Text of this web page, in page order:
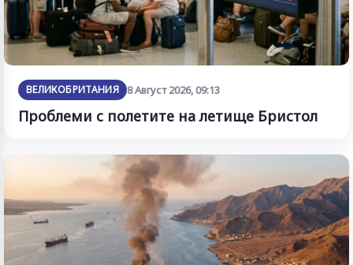
ВЕЛИКОБРИТАНИЯ 8 Август 2026, 09:13
Проблеми с полетите на летище Бристол